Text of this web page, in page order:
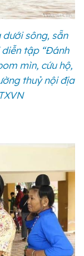
sông, sẵn
tập “Đánh
mìn, cứu hộ,
thuỷ nội địa